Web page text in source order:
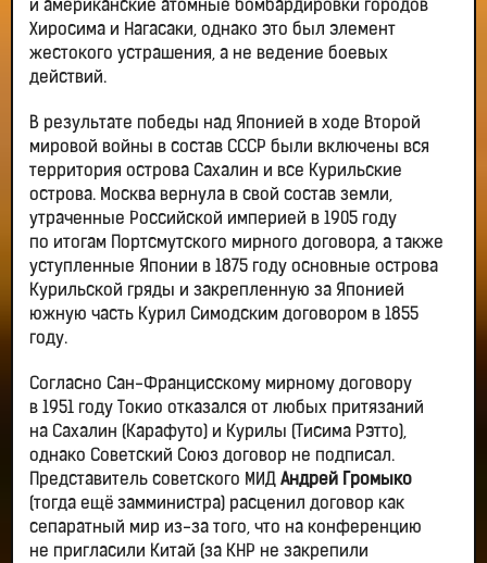
и американские атомные бомбардировки городов
Хиросима и Нагасаки, однако это был элемент
жестокого устрашения, а не ведение боевых
действий.
В результате победы над Японией в ходе Второй
мировой войны в состав СССР были включены вся
территория острова Сахалин и все Курильские
острова. Москва вернула в свой состав земли,
утраченные Российской империей в 1905 году
по итогам Портсмутского мирного договора, а также
уступленные Японии в 1875 году основные острова
Курильской гряды и закрепленную за Японией
южную часть Курил Симодским договором в 1855
году.
Согласно Сан-Францисскому мирному договору
в 1951 году Токио отказался от любых притязаний
на Сахалин (Карафуто) и Курилы (Тисима Рэтто),
однако Советский Союз договор не подписал.
Представитель советского МИД Андрей Громыко
(тогда ещё замминистра) расценил договор как
сепаратный мир из-за того, что на конференцию
не пригласили Китай (за КНР не закрепили